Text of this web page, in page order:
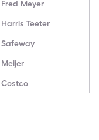
Fred Meyer
Harris Teeter
Safeway
Meijer
Costco